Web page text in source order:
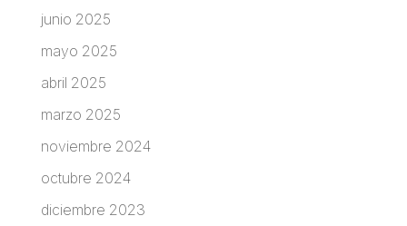
junio 2025
mayo 2025
abril 2025
marzo 2025
noviembre 2024
octubre 2024
diciembre 2023